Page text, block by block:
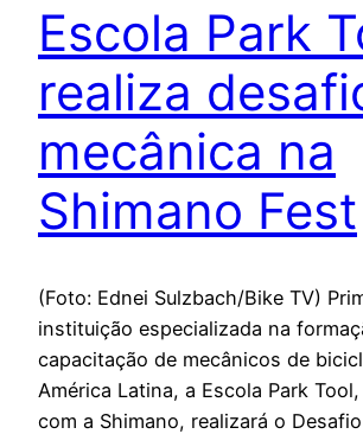
Escola Park
realiza
mecânica na
Shimano Fest
(Foto: Ednei Sulzbach/Bike TV)
instituição especializada na
capacitação de mecânicos de
América Latina, a Escola Park
com a Shimano, realizará o